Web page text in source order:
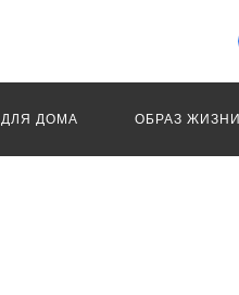
ДЛЯ ДОМА ОБРАЗ ЖИЗНИ